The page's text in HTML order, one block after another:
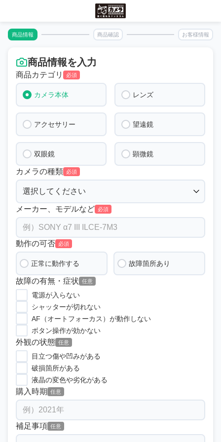
商品情報 商品確認 お客様情報
商品情報を入力
商品カテゴリ 必須
カメラ本体 レンズ
アクセサリー 望遠鏡
双眼鏡 顕微鏡
カメラの種類 必須
メーカー、モデルなど 必須
動作の可否 必須
正常に動作する 故障箇所あり
故障の有無・症状 任意
電源が入らない
シャッターが切れない
AF（オートフォーカス）が動作しない
ボタン操作が効かない
外観の状態 任意
目立つ傷や凹みがある
破損箇所がある
液晶の変色や劣化がある
購入時期 任意
補足事項 任意